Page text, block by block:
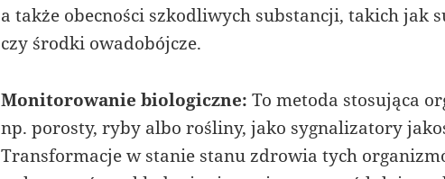
a także obecności szkodliwych substancji, takich jak
czy środki owadobójcze.
Monitorowanie biologiczne: To metoda stosująca
np. porosty, ryby albo rośliny, jako sygnalizatory
Transformacje w stanie stanu zdrowia tych